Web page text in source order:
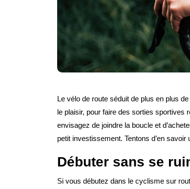
Le vélo de route séduit de plus en plus
le plaisir, pour faire des sorties sportives
envisagez de joindre la boucle et
petit investissement. Tentons d’en savoir
Débuter sans se
Si vous débutez dans le cyclisme sur